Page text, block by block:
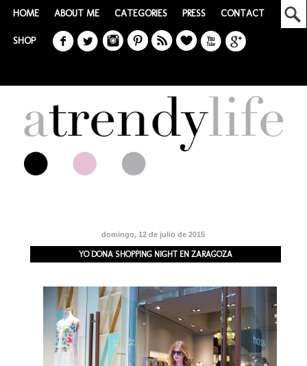
HOME ABOUT ME CATEGORIES PRESS CONTACT
SHOP
domingo, 12 de julio de 2015
YO DONA SHOPPING NIGHT EN ZARAGOZA